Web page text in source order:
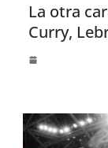
La otra
Curry,